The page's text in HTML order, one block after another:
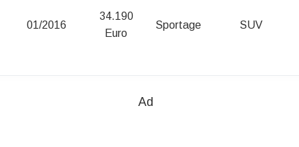
01/2016
34.190
Euro
Sportage SUV
Ad